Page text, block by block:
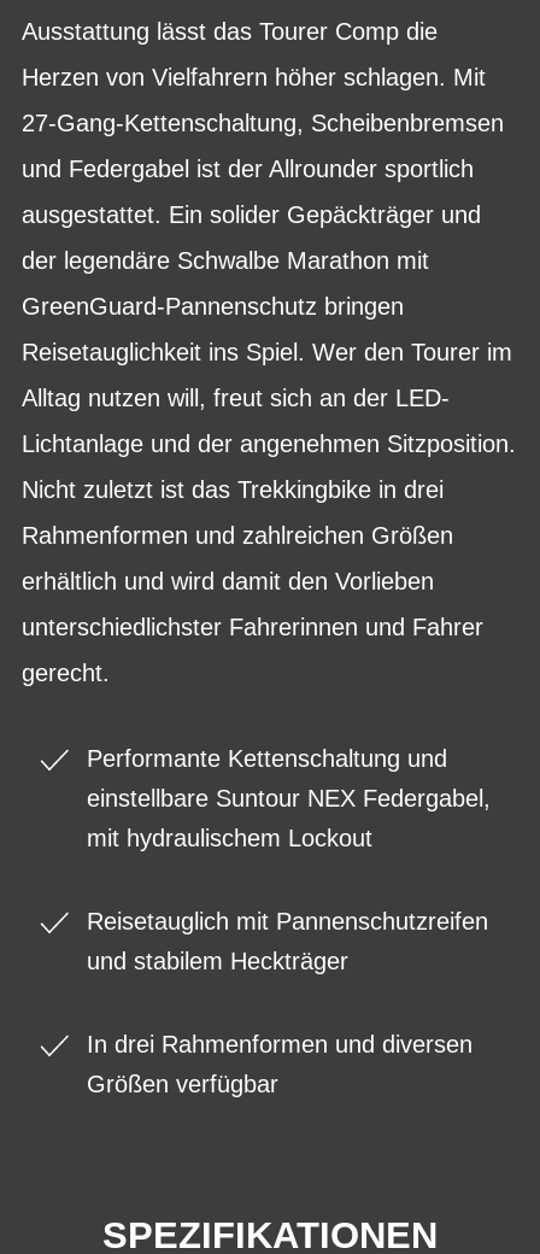
Ausstattung lässt das Tourer Comp die
Herzen von Vielfahrern höher schlagen. Mit
27-Gang-Kettenschaltung, Scheibenbremsen
und Federgabel ist der Allrounder sportlich
ausgestattet. Ein solider Gepäckträger und
der legendäre Schwalbe Marathon mit
GreenGuard-Pannenschutz bringen
Reisetauglichkeit ins Spiel. Wer den Tourer im
Alltag nutzen will, freut sich an der LED-
Lichtanlage und der angenehmen Sitzposition.
Nicht zuletzt ist das Trekkingbike in drei
Rahmenformen und zahlreichen Größen
erhältlich und wird damit den Vorlieben
unterschiedlichster Fahrerinnen und Fahrer
gerecht.
Performante Kettenschaltung und
einstellbare Suntour NEX Federgabel,
mit hydraulischem Lockout
Reisetauglich mit Pannenschutzreifen
und stabilem Heckträger
In drei Rahmenformen und diversen
Größen verfügbar
SPEZIFIKATIONEN